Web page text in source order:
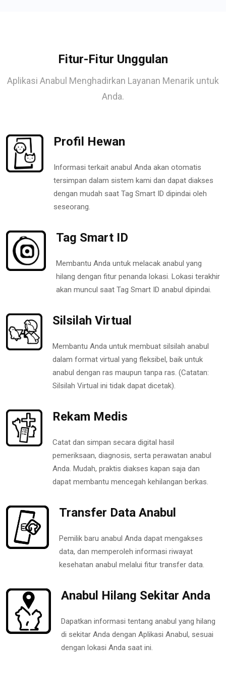
Fitur-Fitur Unggulan
Aplikasi Anabul Menghadirkan Layanan Menarik untuk
Anda.
Profil Hewan
Informasi terkait anabul Anda akan otomatis
tersimpan dalam sistem kami dan dapat diakses
dengan mudah saat Tag Smart ID dipindai oleh
seseorang.
Tag Smart ID
Membantu Anda untuk melacak anabul yang
hilang dengan fitur penanda lokasi. Lokasi terakhir
akan muncul saat Tag Smart ID anabul dipindai.
Silsilah Virtual
Membantu Anda untuk membuat silsilah anabul
dalam format virtual yang fleksibel, baik untuk
anabul dengan ras maupun tanpa ras. (Catatan:
Silsilah Virtual ini tidak dapat dicetak).
Rekam Medis
Catat dan simpan secara digital hasil
pemeriksaan, diagnosis, serta perawatan anabul
Anda. Mudah, praktis diakses kapan saja dan
dapat membantu mencegah kehilangan berkas.
Transfer Data Anabul
Pemilik baru anabul Anda dapat mengakses
data, dan memperoleh informasi riwayat
kesehatan anabul melalui fitur transfer data.
Anabul Hilang Sekitar Anda
Dapatkan informasi tentang anabul yang hilang
di sekitar Anda dengan Aplikasi Anabul, sesuai
dengan lokasi Anda saat ini.